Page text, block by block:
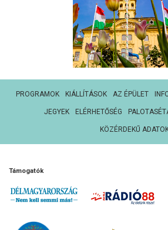
PROGRAMOK KIÁLLÍTÁSOK AZ ÉPÜLET
JEGYEK ELÉRHETŐSÉG
KÖZÉRDEKŰ
Támogatók